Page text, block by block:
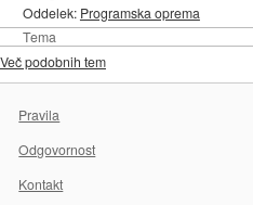
Tema
Oddelek: Programska oprema
Več podobnih tem
Pravila
Odgovornost
Kontakt